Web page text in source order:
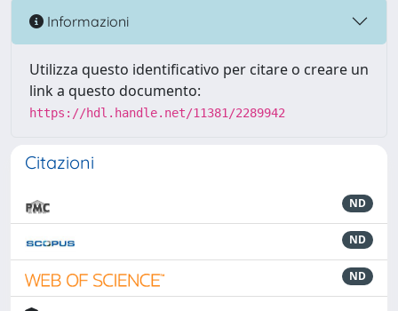
Informazioni
Utilizza questo identificativo per citare o creare un
link a questo documento:
https://hdl.handle.net/11381/2289942
Citazioni
ND
ND
ND